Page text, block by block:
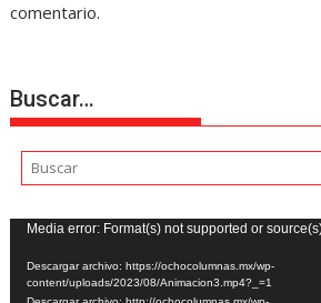
comentario.
Buscar…
Reproductor
de
vídeo
Media error: Format(s) not supported or
Descargar archivo: https://ochocolumnas.mx/wp-
content/uploads/2023/08/Animacion3.mp4?_=1